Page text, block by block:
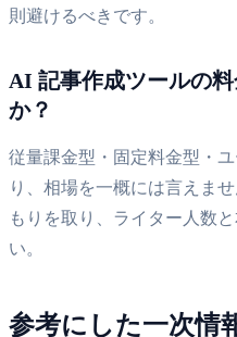
則避けるべきです。
AI 記事作成ツールの
か？
従量課金型・固定料金型・
り、相場を一概には言えま
もりを取り、ライター人数
い。
参考にした一次情